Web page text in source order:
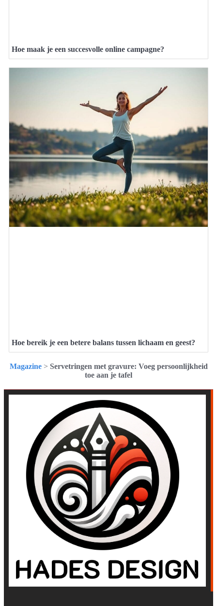
Hoe maak je een succesvolle online campagne?
Hoe bereik je een betere balans tussen lichaam en geest?
Magazine> Servetringen met gravure: Voeg persoonlijkheid
toe aan je tafel